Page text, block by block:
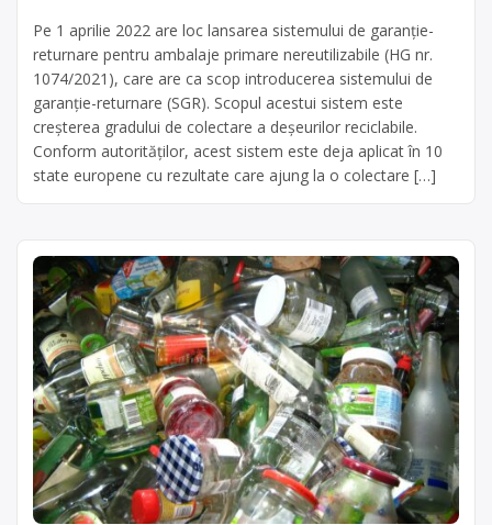
Pe 1 aprilie 2022 are loc lansarea sistemului de garanţie-
returnare pentru ambalaje primare nereutilizabile (HG nr.
1074/2021), care are ca scop introducerea sistemului de
garanție-returnare (SGR). Scopul acestui sistem este
creșterea gradului de colectare a deșeurilor reciclabile.
Conform autorităților, acest sistem este deja aplicat în 10
state europene cu rezultate care ajung la o colectare […]